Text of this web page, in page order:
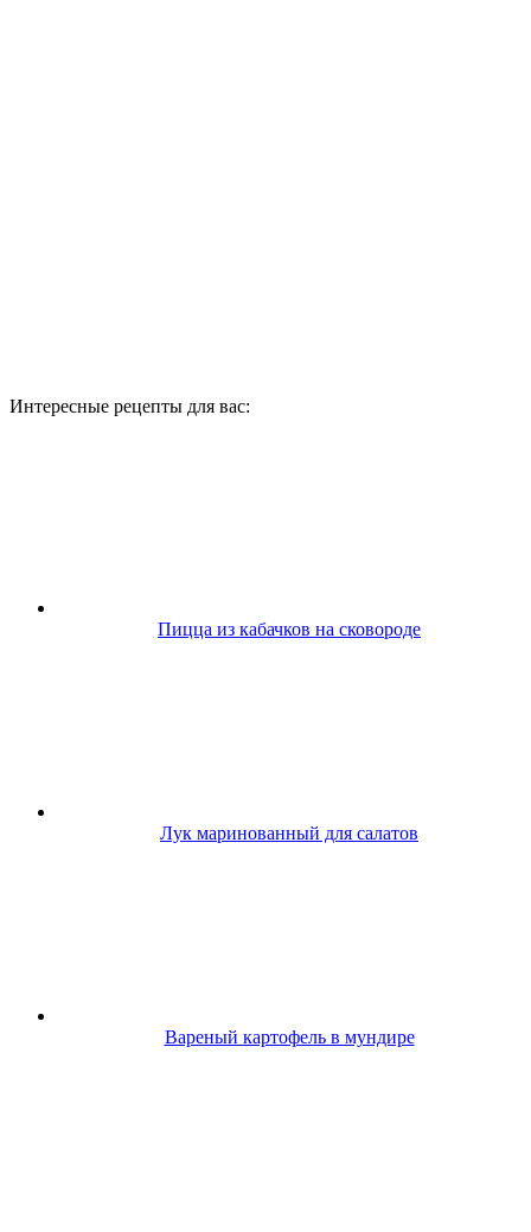
Интересные рецепты для вас:
Пицца из кабачков на сковороде
Лук маринованный для салатов
Вареный картофель в мундире